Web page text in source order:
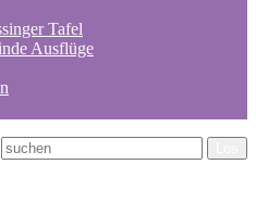
Tafel
Ausflüge